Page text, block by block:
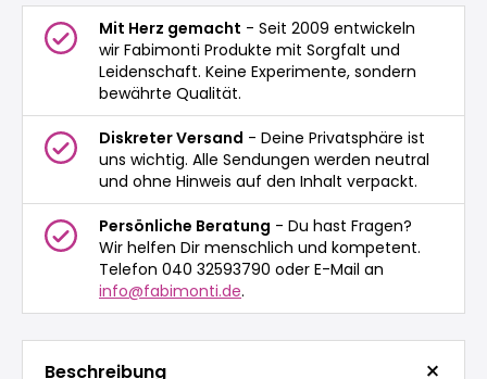
Mit Herz gemacht - Seit 2009 entwickeln
wir Fabimonti Produkte mit Sorgfalt und
Leidenschaft. Keine Experimente, sondern
bewährte Qualität.
Diskreter Versand - Deine Privatsphäre ist
uns wichtig. Alle Sendungen werden neutral
und ohne Hinweis auf den Inhalt verpackt.
Persönliche Beratung - Du hast Fragen?
Wir helfen Dir menschlich und kompetent.
Telefon 040 32593790 oder E-Mail an
info@fabimonti.de.
Beschreibung